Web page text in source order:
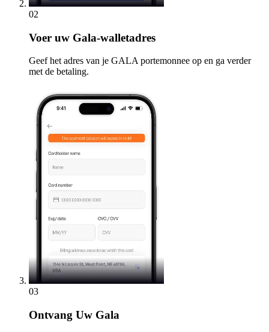
02
Voer uw Gala-walletadres
Geef het adres van je GALA portemonnee op en ga verder
met de betaling.
03
Ontvang Uw Gala